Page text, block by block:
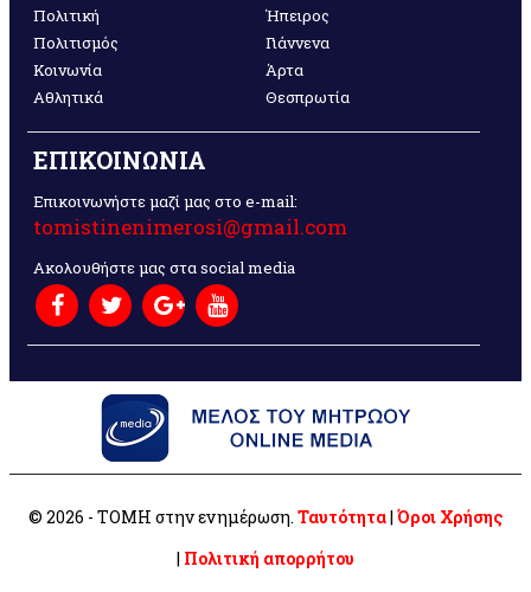
Πολιτική
Πολιτισμός
Κοινωνία
Αθλητικά
Ήπειρος
Γιάννενα
Άρτα
Θεσπρωτία
ΕΠΙΚΟΙΝΩΝΙΑ
Επικοινωνήστε μαζί μας στο e-mail:
tomistinenimerosi@gmail.com
Ακολουθήστε μας στα social media
© 2026 - ΤΟΜΗ στην ενημέρωση. Ταυτότητα| Όροι Χρήσης
| Πολιτική απορρήτου